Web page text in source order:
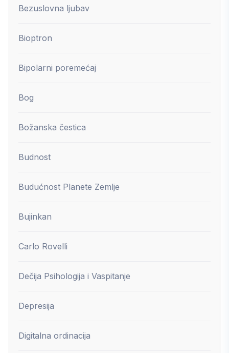
Bezuslovna ljubav
Bioptron
Bipolarni poremećaj
Bog
Božanska čestica
Budnost
Budućnost Planete Zemlje
Bujinkan
Carlo Rovelli
Dečija Psihologija i Vaspitanje
Depresija
Digitalna ordinacija